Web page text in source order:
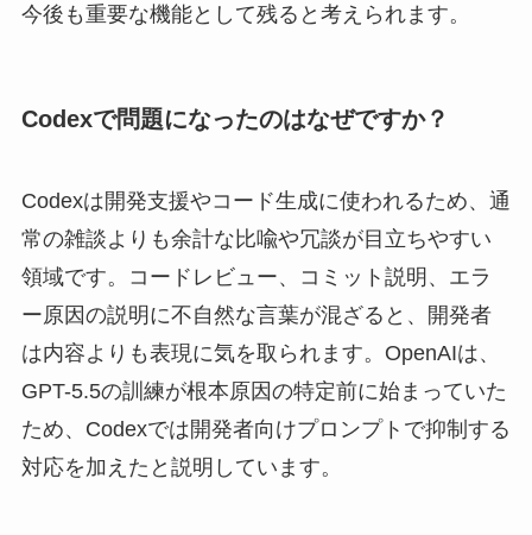
今後も重要な機能として残ると考えられます。
Codexで問題になったのはなぜですか？
Codexは開発支援やコード生成に使われるため、通
常の雑談よりも余計な比喩や冗談が目立ちやすい
領域です。コードレビュー、コミット説明、エラ
ー原因の説明に不自然な言葉が混ざると、開発者
は内容よりも表現に気を取られます。OpenAIは、
GPT-5.5の訓練が根本原因の特定前に始まっていた
ため、Codexでは開発者向けプロンプトで抑制する
対応を加えたと説明しています。